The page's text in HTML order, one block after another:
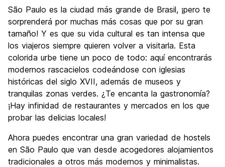
Cultura
8.8
Fiesta
8.7
Calidad Precio
São Paulo es la ciudad más grande de Brasil, ¡pero te
sorprenderá por muchas más cosas que por su gran
tamaño! Y es que su vida cultural es tan intensa que
los viajeros siempre quieren volver a visitarla. Esta
colorida urbe tiene un poco de todo: aquí encontrarás
modernos rascacielos codeándose con iglesias
históricas del siglo XVII, además de museos y
tranquilas zonas verdes. ¿Te encanta la gastronomía?
¡Hay infinidad de restaurantes y mercados en los que
probar las delicias locales!
Ahora puedes encontrar una gran variedad de hostels
en São Paulo que van desde acogedores alojamientos
tradicionales a otros más modernos y minimalistas.